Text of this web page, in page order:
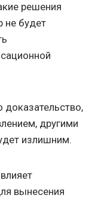
решения
не будет
другими
излишним.
вынесения